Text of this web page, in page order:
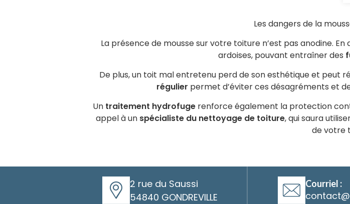
Les dangers de la
La présence de mousse sur votre toiture n’est pas anodine.
ardoises, pouvant entraîner des
De plus, un toit mal entretenu perd de son esthétique et peut
régulier permet d’éviter ces désagréments et
Un traitement hydrofugerenforce également la protection
appel à un spécialiste du nettoyage de toiture, qui saura
de votre
2 rue du Saussi
54840 GONDREVILLE
Courriel :
@